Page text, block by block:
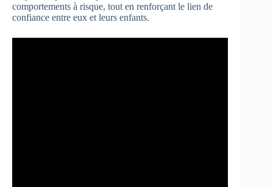
comportements à risque, tout en renforçant le lien de
confiance entre eux et leurs enfants.